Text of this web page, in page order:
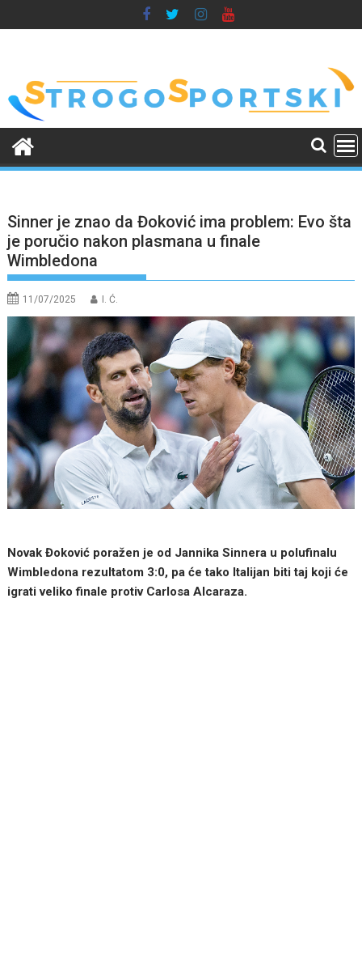
to
Sinner je znao da Đoković ima problem: Evo šta
je poručio nakon plasmana u finale
Wimbledona
11/07/2025 I. Ć.
Novak Đoković poražen je od Jannika Sinnera u polufinalu
Wimbledona rezultatom 3:0, pa će tako Italijan biti taj koji će
igrati veliko finale protiv Carlosa Alcaraza.